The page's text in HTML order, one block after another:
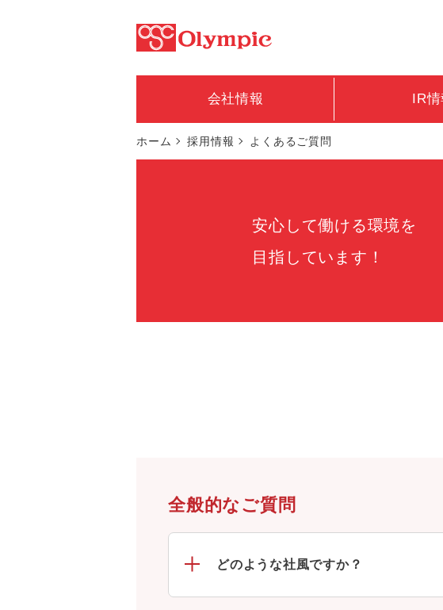
会社情報 IR情
ホーム 採用情報 よくあるご質問
安心して働ける環境を
目指しています！
全般的なご質問
どのような社風ですか？